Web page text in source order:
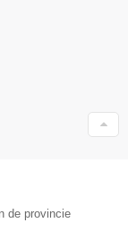
de provincie